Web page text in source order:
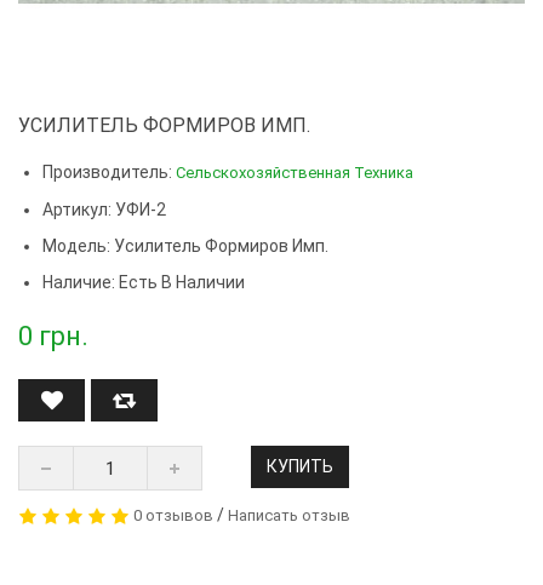
УСИЛИТЕЛЬ ФОРМИРОВ ИМП.
Производитель: Сельскохозяйственная Техника
Артикул: УФИ-2
Модель: Усилитель Формиров Имп.
Наличие: Есть В Наличии
0 грн.
КУПИТЬ
0 отзывов / Написать отзыв